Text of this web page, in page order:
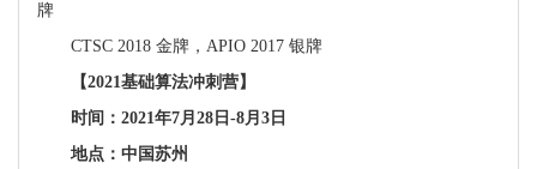
牌
CTSC 2018 金牌，APIO 2017 银牌
【2021基础算法冲刺营】
时间：2021年7月28日-8月3日
地点：中国苏州